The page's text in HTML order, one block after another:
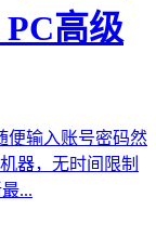
高级
便输入账号密码然
器，无时间限制
...